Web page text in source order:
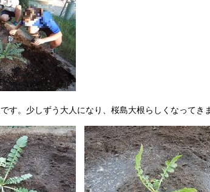
す。少しずう大人になり、桜島大根らしくなってき